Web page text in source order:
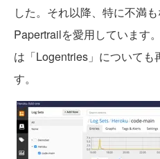
した。それ以降、特に不満
Papertrailを愛用しています
は「Logentries」についても
す。